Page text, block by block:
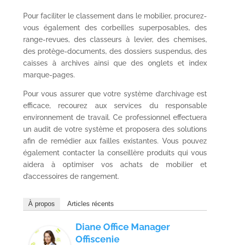
Pour faciliter le classement dans le mobilier, procurez-
vous également des corbeilles superposables, des
range-revues, des classeurs à levier, des chemises,
des protège-documents, des dossiers suspendus, des
caisses à archives ainsi que des onglets et index
marque-pages.
Pour vous assurer que votre système d’archivage est
efficace, recourez aux services du responsable
environnement de travail. Ce professionnel effectuera
un audit de votre système et proposera des solutions
afin de remédier aux failles existantes. Vous pouvez
également contacter la conseillère produits qui vous
aidera à optimiser vos achats de mobilier et
d’accessoires de rangement.
À propos Articles récents
Diane Office Manager
Offiscenie